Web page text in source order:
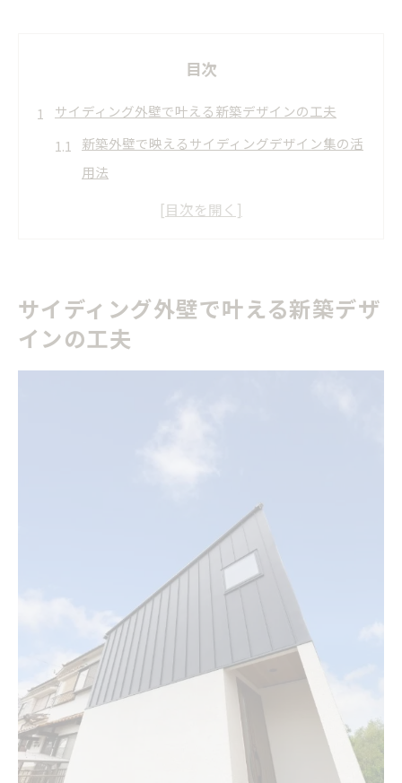
目次
サイディング外壁で叶える新築デザインの工夫
新築外壁で映えるサイディングデザイン集の活
用法
サイディング外壁でおしゃれな新築外観を作る
人気ランキングから読み解く新築外壁サイディ
ングの特徴
窯業系サイディングが新築で選ばれる理由と注
新築に最適なサイディング外壁の選び方とポイ
ント
サイディング人気ランキングを活かす新築外壁
の選択術
新築外壁で注目のサイディングおしゃれ実例紹
サイディング外壁で叶える新築デザ
インの工夫